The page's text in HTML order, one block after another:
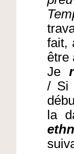
fait,
être
Je
/ Si
la